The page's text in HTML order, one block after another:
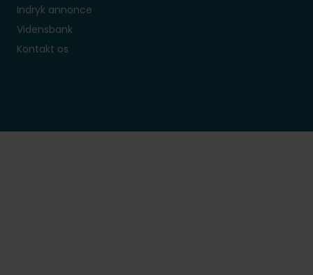
Indryk annonce
Vidensbank
Kontakt os